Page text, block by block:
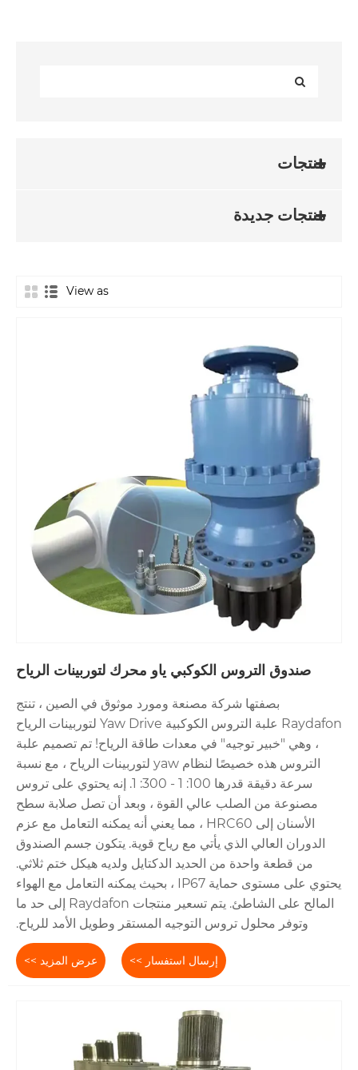
منتجات
منتجات جديدة
View as
صندوق التروس الكوكبي ياو محرك لتوربينات الرياح
بصفتها شركة مصنعة ومورد موثوق في الصين ، تنتج
Raydafon علبة التروس الكوكبية Yaw Drive لتوربينات الرياح
، وهي "خبير توجيه" في معدات طاقة الرياح! تم تصميم علبة
التروس هذه خصيصًا لنظام yaw لتوربينات الرياح ، مع نسبة
سرعة دقيقة قدرها 100: 1 - 300: 1. إنه يحتوي على تروس
مصنوعة من الصلب عالي القوة ، وبعد أن تصل صلابة سطح
الأسنان إلى HRC60 ، مما يعني أنه يمكنه التعامل مع عزم
الدوران العالي الذي يأتي مع رياح قوية. يتكون جسم الصندوق
من قطعة واحدة من الحديد الدكتايل ولديه هيكل ختم ثلاثي.
يحتوي على مستوى حماية IP67 ، بحيث يمكنه التعامل مع الهواء
المالح على الشاطئ. يتم تسعير منتجات Raydafon إلى حد ما
وتوفر محلول تروس التوجيه المستقر وطويل الأمد للرياح.
عرض المزيد >> إرسال استفسار >>